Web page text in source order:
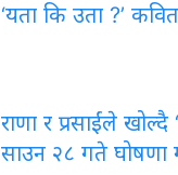
‘यता कि उता ?’
राणा र प्रसाईंले खोल्दै
साउन २८ गते घोषणा